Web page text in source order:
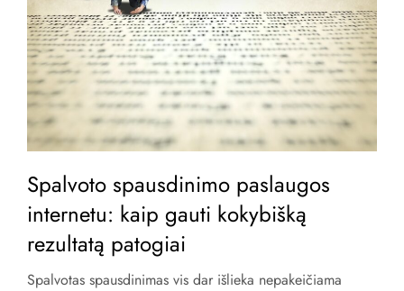
Spalvoto spausdinimo paslaugos
internetu: kaip gauti kokybišką
rezultatą patogiai
Spalvotas spausdinimas vis dar išlieka nepakeičiama